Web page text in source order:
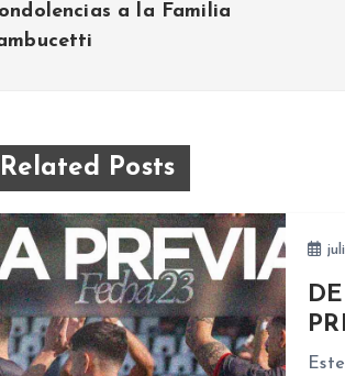
a la Familia
Related Posts